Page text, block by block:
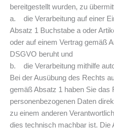
bereitgestellt wurden, zu
a. die Verarbeitung auf einer
Absatz 1 Buchstabe a oder
oder auf einem Vertrag gemäß
DSGVO beruht und
b. die Verarbeitung mithilfe
Bei der Ausübung des Rechts
gemäß Absatz 1 haben Sie das
personenbezogenen Daten
zu einem anderen
dies technisch machbar ist. Die